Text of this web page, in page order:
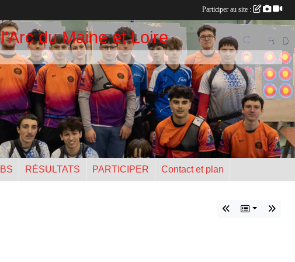
du Maine et Loire
RÉSULTATS PARTICIPER Contact et plan
Participer au site :